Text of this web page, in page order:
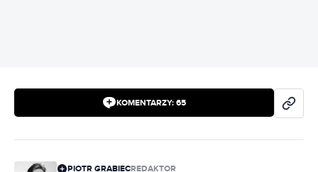
KOMENTARZY: 65
PIOTR GRABIECREDAKTOR